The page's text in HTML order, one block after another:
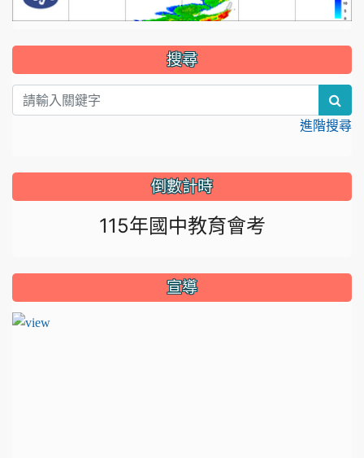
::: 搜尋
進階搜尋
倒數計時
115年國中教育會考
宣導